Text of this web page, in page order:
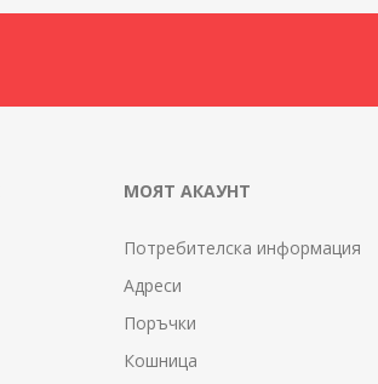
МОЯТ АКАУНТ
Потребителска информация
Адреси
Поръчки
Кошница